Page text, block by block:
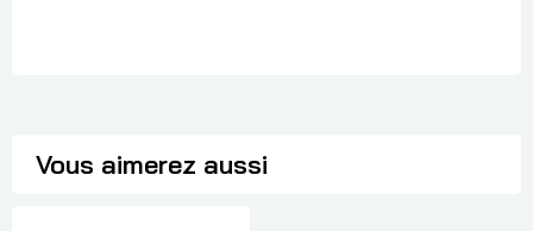
Vous aimerez aussi